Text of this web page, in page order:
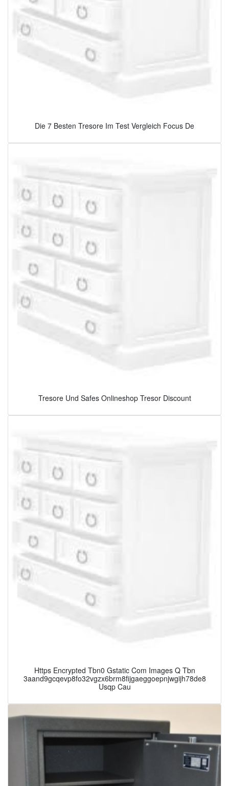
Die 7 Besten Tresore Im Test Vergleich Focus De
Tresore Und Safes Onlineshop Tresor Discount
Https Encrypted Tbn0 Gstatic Com Images Q Tbn
3aand9gcqevp8fo32vgzx6brm8fijgaeggoepnjwgijh78de8
Usqp Cau